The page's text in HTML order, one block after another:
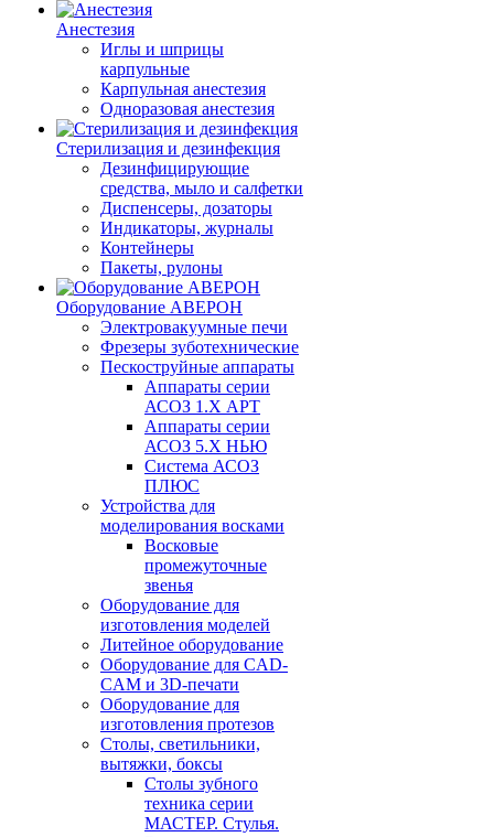
Анестезия
Иглы и шприцы
карпульные
Карпульная анестезия
Одноразовая анестезия
Стерилизация и дезинфекция
Дезинфицирующие
средства, мыло и салфетки
Диспенсеры, дозаторы
Индикаторы, журналы
Контейнеры
Пакеты, рулоны
Оборудование АВЕРОН
Электровакуумные печи
Фрезеры зуботехнические
Пескоструйные аппараты
Аппараты серии
АСОЗ 1.Х АРТ
Аппараты серии
АСОЗ 5.Х НЬЮ
Система АСОЗ
ПЛЮС
Устройства для
моделирования восками
Восковые
промежуточные
звенья
Оборудование для
изготовления моделей
Литейное оборудование
Оборудование для CAD-
CAM и 3D-печати
Оборудование для
изготовления протезов
Cтолы, светильники,
вытяжки, боксы
Столы зубного
техника серии
МАСТЕР. Стулья.